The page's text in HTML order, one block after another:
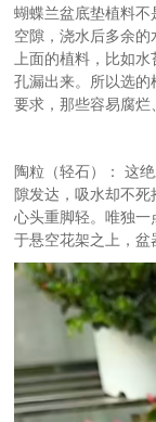
蝴蝶兰盆底垫植料
空隙，浇水后多余
上面的植料，比如
孔漏出来。所以选的
要求，那些容易腐烂
陶粒（轻石）：
这
隙发达，吸水却不
心头重脚轻。唯独
于悬空花架之上，盆